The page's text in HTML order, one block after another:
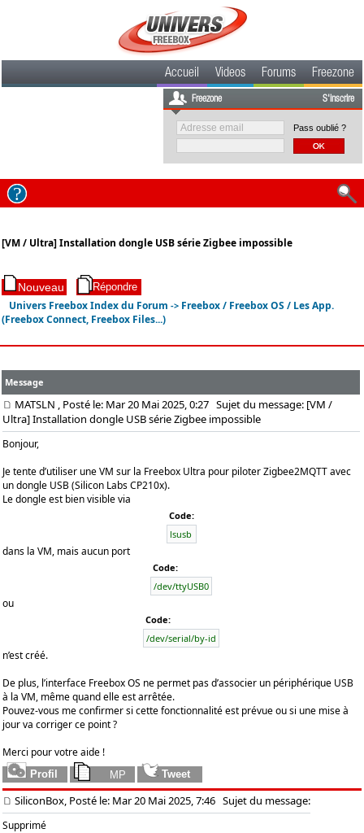
Accueil Videos Forums Freezone
Freezone S'inscrire
Pass oublié ?
[VM / Ultra] Installation dongle USB série Zigbee impossible
Univers Freebox Index du Forum -> Freebox / Freebox OS / Les App.
(Freebox Connect, Freebox Files...)
Message
MATSLN , Posté le: Mar 20 Mai 2025, 0:27 Sujet du message: [VM /
Ultra] Installation dongle USB série Zigbee impossible
Bonjour,
Je tente d’utiliser une VM sur la Freebox Ultra pour piloter Zigbee2MQTT avec
un dongle USB (Silicon Labs CP210x).
Le dongle est bien visible via
Code:
lsusb
dans la VM, mais aucun port
Code:
/dev/ttyUSB0
ou
Code:
/dev/serial/by-id
n’est créé.
De plus, l’interface Freebox OS ne permet pas d’associer un périphérique USB
à la VM, même quand elle est arrêtée.
Pouvez-vous me confirmer si cette fonctionnalité est prévue ou si une mise à
jour va corriger ce point ?
Merci pour votre aide !
SiliconBox, Posté le: Mar 20 Mai 2025, 7:46 Sujet du message:
Supprimé